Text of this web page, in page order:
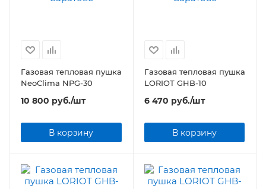
Газовая тепловая пушка
NeoClima NPG-30
10 800 руб./шт
В корзину
Газовая тепловая пушка
LORIOT GHB-10
6 470 руб./шт
В корзину